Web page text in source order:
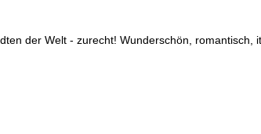
der Welt - zurecht! Wunderschön, romantisch,